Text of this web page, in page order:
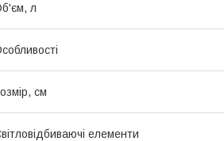
л
см
елементи